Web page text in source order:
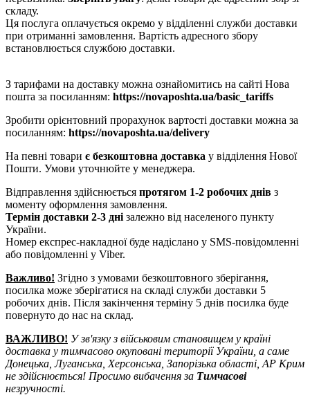
складу.
Ця послуга оплачується окремо у відділенні служби доставки
при отриманні замовлення. Вартість адресного збору
встановлюється службою доставки.
З тарифами на доставку можна ознайомитись на сайті Нова
пошта за посиланням: https://novaposhta.ua/basic_tariffs
Зробити орієнтовний прорахунок вартості доставки можна за
посиланням: https://novaposhta.ua/delivery
На певні товари є безкоштовна доставка у відділення Нової
Пошти. Умови уточнюйте у менеджера.
Відправлення здійснюється протягом 1-2 робочих днів з
моменту оформлення замовлення.
Термін доставки 2-3 дні залежно від населеного пункту
України.
Номер експрес-накладної буде надіслано у SMS-повідомленні
або повідомленні у Viber.
Важливо! Згідно з умовами безкоштовного зберігання,
посилка може зберігатися на складі служби доставки 5
робочих днів. Після закінчення терміну 5 днів посилка буде
повернуто до нас на склад.
ВАЖЛИВО! У зв'язку з військовим становищем у країні
доставка у тимчасово окуповані території України, а саме
Донецька, Луганська, Херсонська, Запорізька області, АР Крим
не здійснюється! Просимо вибачення за Тимчасові
незручності.